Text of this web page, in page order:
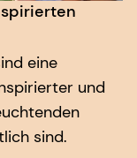
eine
und
sind.